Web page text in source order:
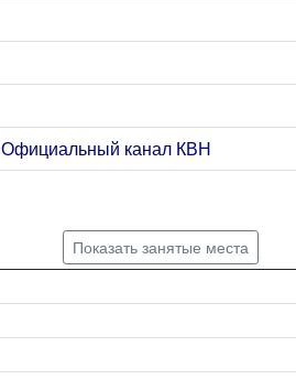
Официальный канал КВН
Показать занятые места